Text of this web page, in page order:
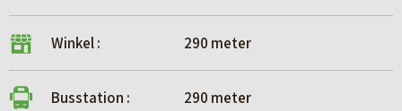
Winkel : 290 meter
Busstation : 290 meter